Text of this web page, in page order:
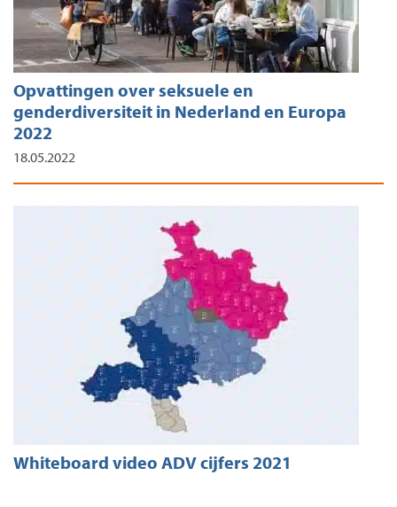
Opvattingen over seksuele en
genderdiversiteit in Nederland en Europa
2022
18.05.2022
Whiteboard video ADV cijfers 2021